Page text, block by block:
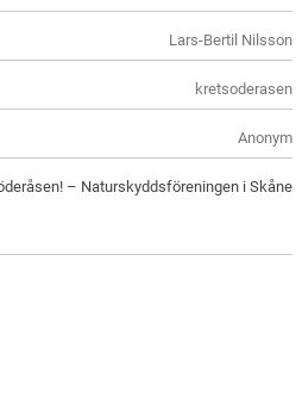
Lars-Bertil Nilsson
kretsoderasen
Anonym
– Naturskyddsföreningen i Skåne